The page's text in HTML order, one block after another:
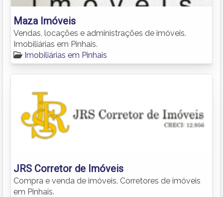
Maza Imóveis
Vendas, locações e administrações de imóveis.
Imobiliárias em Pinhais.
Imobiliárias em Pinhais
JRS Corretor de Imóveis
Compra e venda de imóveis. Corretores de imóveis
em Pinhais.